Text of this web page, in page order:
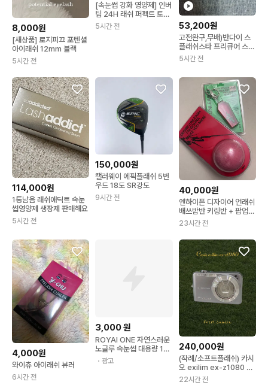
8,000원
[새상품] 로지피끄 포텐셜
아이래쉬 12mm 블랙
5시간 전
[속눈썹 강화 영양제] 인버
팀 24H 래쉬 퍼펙트 토닉
세럼
5시간 전 53,200원
고전완구,무배)반다이 스
플래쉬스타 프리큐어 스파
이럴 링세트 작동완구
5시간 전
114,000원
1통남음 래쉬애딕트 속눈
썹영양제 생장제 판매해요
5시간 전
150,000원
캘러웨이 에픽플래쉬 5번
우드 18도 SR강도
9시간 전
40,000원
엔하이픈 디자이어 언래쉬
배쓰밤반 키링반 + 팝업
키링
23시간 전
4,000원
와이츄 아이래쉬 뷰러
6시간 전
3,000원
ROYAI ONE 자연스러운
노글루 속눈썹 대용량 12
0속 풀없이 붙이는 인조
가닥 속눈썹 9-11mm
・광고
240,000원
(작례/소프트플래쉬) 카시
오 exilim ex-z1080 디
지털카메라
22시간 전